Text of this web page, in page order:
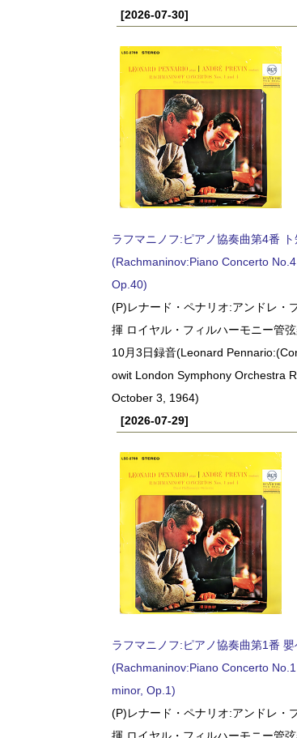
[2026-07-30]
ラフマニノフ:ピアノ協奏曲第4番
(Rachmaninov:Piano Concerto
Op.40)
(P)レナード・ペナリオ:アンドレ・
揮 ロイヤル・フィルハーモニー管
10月3日録音(Leonard
owit London Symphony Orchestra
October 3, 1964)
[2026-07-29]
ラフマニノフ:ピアノ協奏曲第1番
(Rachmaninov:Piano Concerto
minor, Op.1)
(P)レナード・ペナリオ:アンドレ・
揮 ロイヤル・フィルハーモニー管